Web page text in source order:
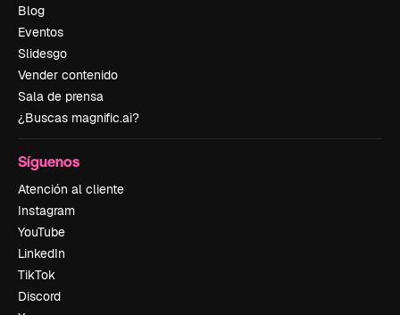
Blog
Eventos
Slidesgo
Vender contenido
Sala de prensa
¿Buscas magnific.ai?
Síguenos
Atención al cliente
Instagram
YouTube
LinkedIn
TikTok
Discord